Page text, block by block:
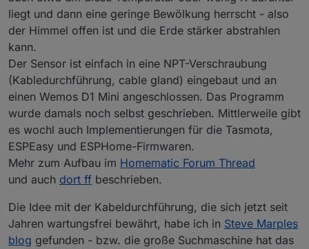
liegt und dann eine geringe Bewölkung herrscht - also
der Himmel offen ist und die Erde stärker abstrahlen
kann.
Der Sensor ist einfach in eine NPT-Verschraubung
(Kabledurchführung, cable gland) eingebaut und an
einen Wemos D1 Mini angeschlossen. Das Programm
wurde damals noch selbst geschrieben. Mittlerweile gibt
es wochl auch Implementierungen für die Tasmota,
ESPEasy und ESPHome-Firmwaren.
Mehr zum Aufbau im Homematic Forum Thread
und auch dort ff beschrieben.
Die Idee mit der Kabeldurchführung, die sich jetzt seit
Jahren wartungsfrei bewährt, habe ich in Steve Marples
blog gefunden - bzw. die große Suchmaschine hat das